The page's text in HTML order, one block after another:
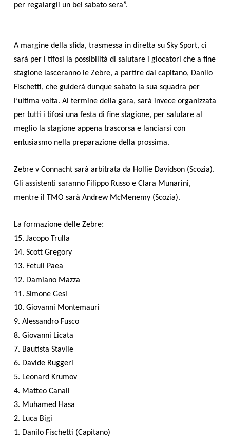
per regalargli un bel sabato sera”.
A margine della sfida, trasmessa in diretta su Sky Sport, ci
sarà per i tifosi la possibilità di salutare i giocatori che a fine
stagione lasceranno le Zebre, a partire dal capitano, Danilo
Fischetti, che guiderà dunque sabato la sua squadra per
l’ultima volta. Al termine della gara, sarà invece organizzata
per tutti i tifosi una festa di fine stagione, per salutare al
meglio la stagione appena trascorsa e lanciarsi con
entusiasmo nella preparazione della prossima.
Zebre v Connacht sarà arbitrata da Hollie Davidson (Scozia).
Gli assistenti saranno Filippo Russo e Clara Munarini,
mentre il TMO sarà Andrew McMenemy (Scozia).
La formazione delle Zebre:
15. Jacopo Trulla
14. Scott Gregory
13. Fetuli Paea
12. Damiano Mazza
11. Simone Gesi
10. Giovanni Montemauri
9. Alessandro Fusco
8. Giovanni Licata
7. Bautista Stavile
6. Davide Ruggeri
5. Leonard Krumov
4. Matteo Canali
3. Muhamed Hasa
2. Luca Bigi
1. Danilo Fischetti (Capitano)